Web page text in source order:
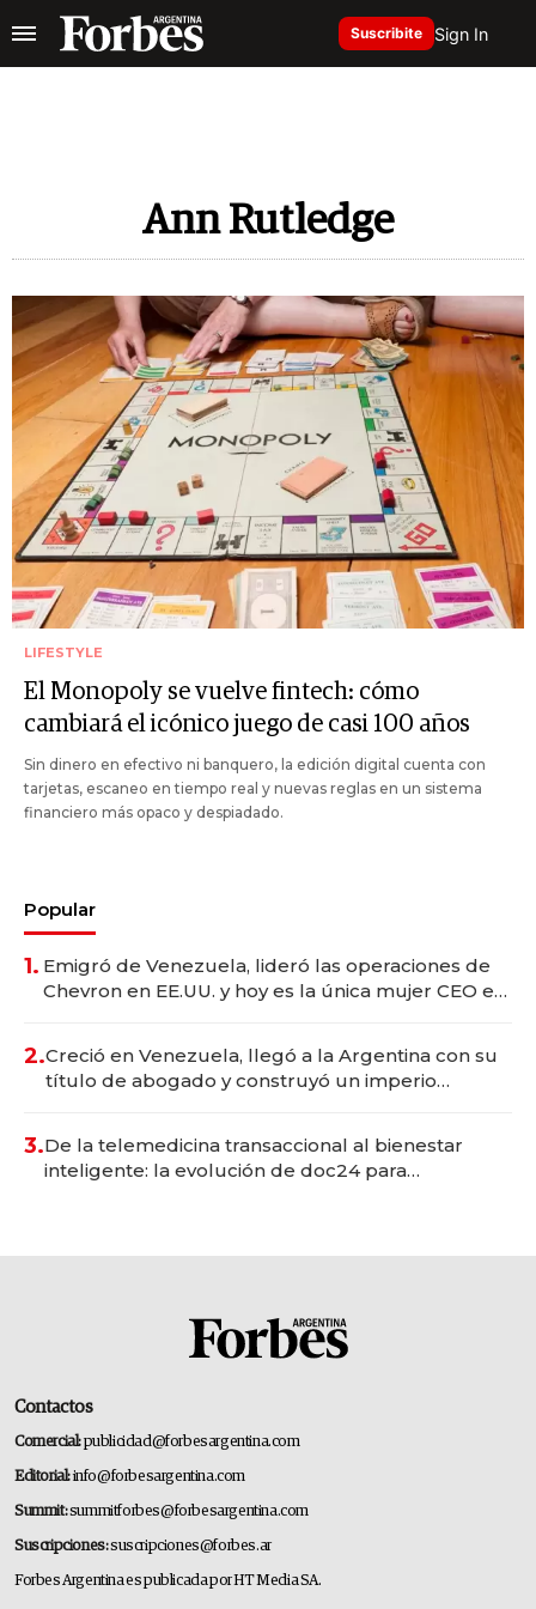
Suscribite Sign In
Ann Rutledge
LIFESTYLE
El Monopoly se vuelve fintech: cómo
cambiará el icónico juego de casi 100 años
Sin dinero en efectivo ni banquero, la edición digital cuenta con
tarjetas, escaneo en tiempo real y nuevas reglas en un sistema
financiero más opaco y despiadado.
Popular
1. Emigró de Venezuela, lideró las operaciones de
Chevron en EE.UU. y hoy es la única mujer CEO en
2.Creció en Venezuela, llegó a la Argentina con su
título de abogado y construyó un imperio
3.De la telemedicina transaccional al bienestar
inteligente: la evolución de doc24 para
Contactos
Comercial:publicidad@forbesargentina.com
Editorial:info@forbesargentina.com
Summit:summitforbes@forbesargentina.com
Suscripciones:suscripciones@forbes.ar
Forbes Argentina es publicada por HT Media SA.